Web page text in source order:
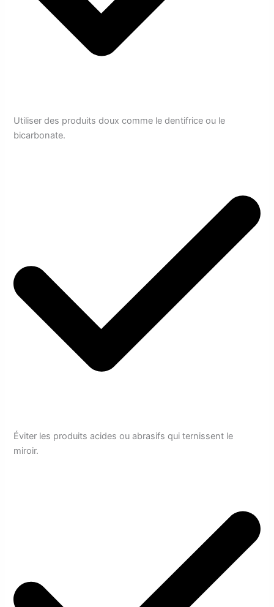
Utiliser des produits doux comme le dentifrice ou le
bicarbonate.
Éviter les produits acides ou abrasifs qui ternissent le
miroir.